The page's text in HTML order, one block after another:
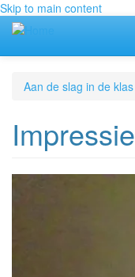
Skip to main content
Aan de slag in de klas
Impressie